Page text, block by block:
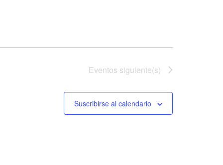
Eventos siguiente(s)
Suscribirse al calendario